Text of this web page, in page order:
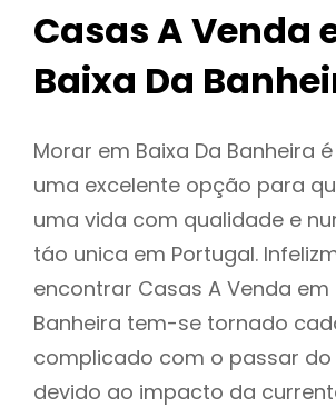
Casas A Venda
Baixa Da
Morar em Baixa Da Banheira
uma excelente opção para
uma vida com qualidade e
táo unica em Portugal.
encontrar Casas A Venda em
Banheira tem-se tornado
complicado com o passar
devido ao impacto da